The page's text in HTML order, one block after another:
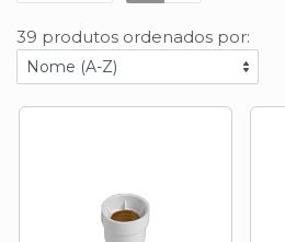
39 produtos ordenados por: